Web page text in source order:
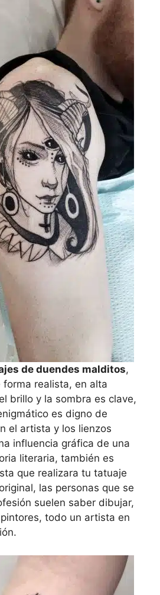
de duendes malditos,
realista, en alta
brillo y la sombra es clave,
es digno de
el artista y los lienzos
influencia gráfica de una
literaria, también es
que realizara tu tatuaje
las personas que se
suelen saber dibujar,
todo un artista en